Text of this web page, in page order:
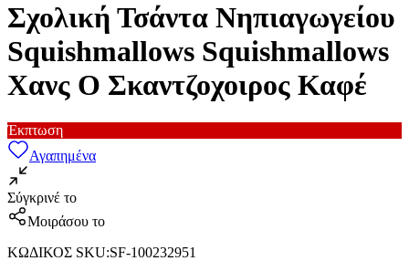
Σχολική Τσάντα Νηπιαγωγείου
Squishmallows Squishmallows
Χανς Ο Σκαντζοχοιρος Καφέ
Έκπτωση
Αγαπημένα
Σύγκρινέ το
Μοιράσου το
ΚΩΔΙΚΟΣ SKU:SF-100232951